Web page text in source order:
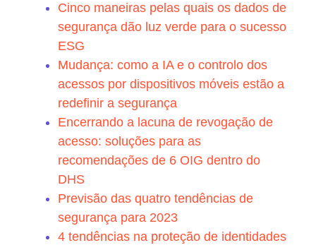
Cinco maneiras pelas quais os dados de
segurança dão luz verde para o sucesso
ESG
Mudança: como a IA e o controlo dos
acessos por dispositivos móveis estão a
redefinir a segurança
Encerrando a lacuna de revogação de
acesso: soluções para as
recomendações de 6 OIG dentro do
DHS
Previsão das quatro tendências de
segurança para 2023
4 tendências na proteção de identidades